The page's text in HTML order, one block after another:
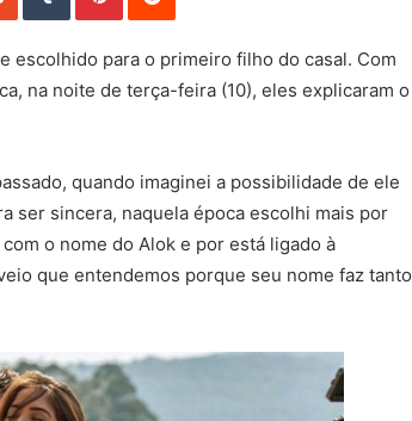
escolhido para o primeiro filho do casal. Com
na noite de terça-feira (10), eles explicaram o
quando imaginei a possibilidade de ele
ser sincera, naquela época escolhi mais por
o nome do Alok e por está ligado à
que entendemos porque seu nome faz tanto